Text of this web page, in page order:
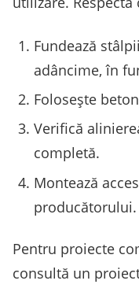
Fundează
adâncime, în
Folosește
Verifică
completă.
Montează
producătorului.
Pentru proiecte
consultă un